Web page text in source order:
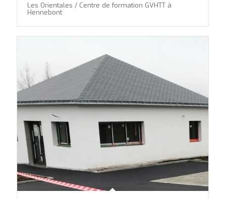
Les Orientales / Centre de formation GVHTT à
Hennebont